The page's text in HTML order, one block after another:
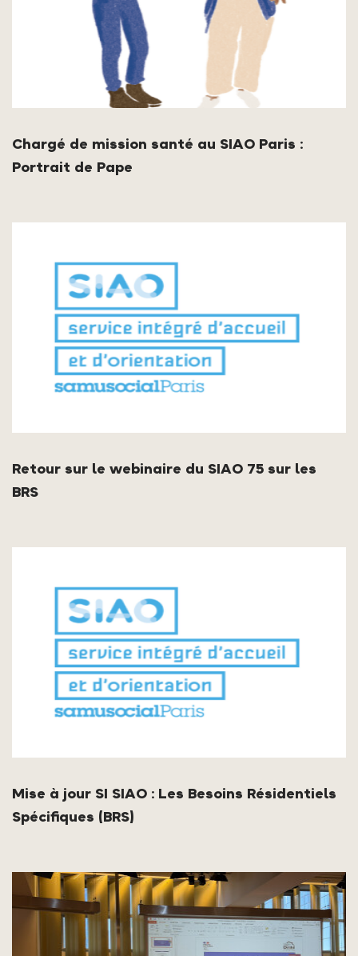
Chargé de mission santé au SIAO Paris :
Portrait de Pape
Retour sur le webinaire du SIAO 75 sur les
BRS
Mise à jour SI SIAO : Les Besoins Résidentiels
Spécifiques (BRS)